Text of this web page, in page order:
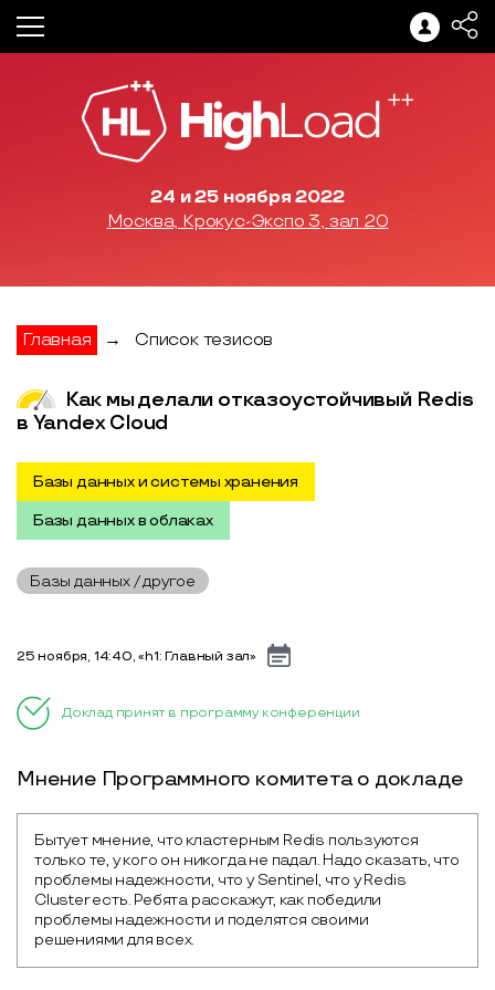
24 и 25 ноября 2022
Москва, Крокус-Экспо 3, зал 20
Главная → Список тезисов
Как мы делали отказоустойчивый Redis
в Yandex Cloud
Базы данных и системы хранения
Базы данных в облаках
Базы данных / другое
25 ноября, 14:40, «h1: Главный зал»
Доклад принят в программу конференции
Мнение Программного комитета о докладе
Бытует мнение, что кластерным Redis пользуются
только те, у кого он никогда не падал. Надо сказать, что
проблемы надежности, что у Sentinel, что у Redis
Cluster есть. Ребята расскажут, как победили
проблемы надежности и поделятся своими
решениями для всех.